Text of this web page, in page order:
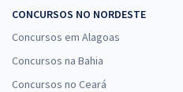
CONCURSOS NO NORDESTE
Concursos em Alagoas
Concursos na Bahia
Concursos no Ceará